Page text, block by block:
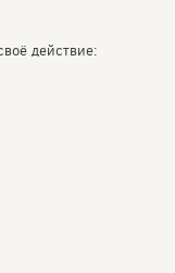
действие: